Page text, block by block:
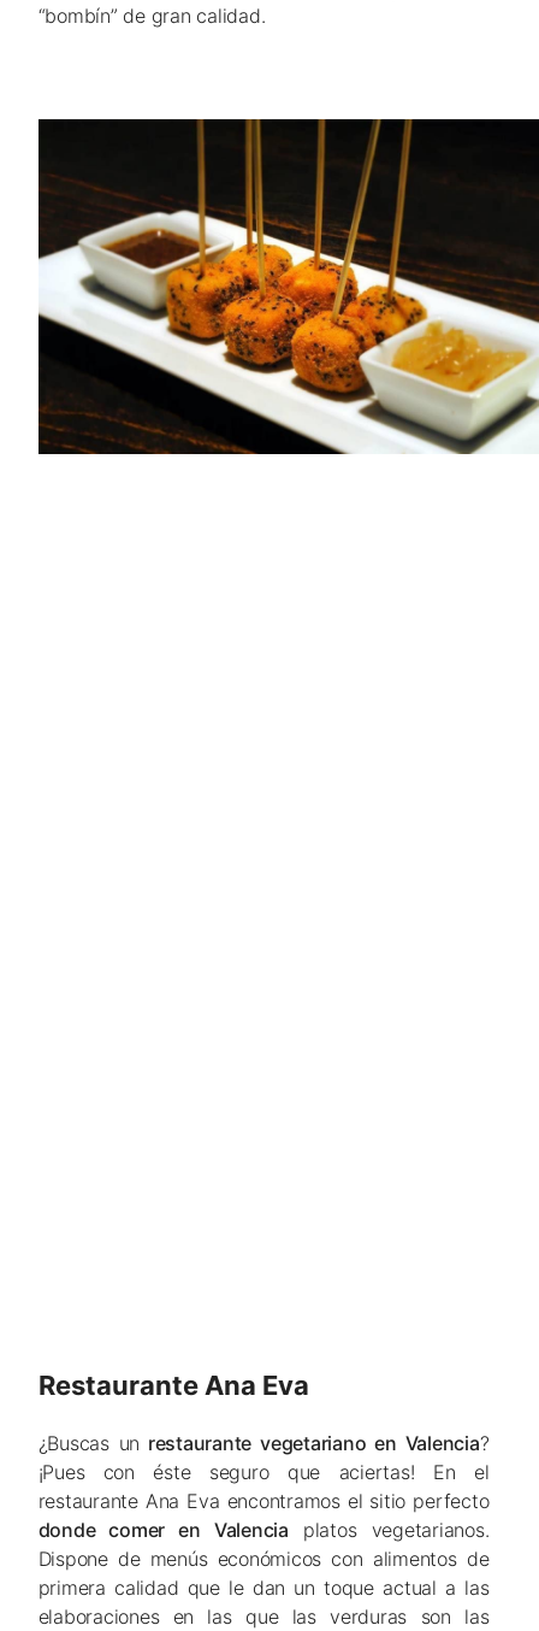
“bombín” de gran calidad.
Restaurante Ana Eva
¿Buscas un restaurante vegetariano en Valencia?
¡Pues con éste seguro que aciertas! En el
restaurante Ana Eva encontramos el sitio perfecto
donde comer en Valencia platos vegetarianos.
Dispone de menús económicos con alimentos de
primera calidad que le dan un toque actual a las
elaboraciones en las que las verduras son las